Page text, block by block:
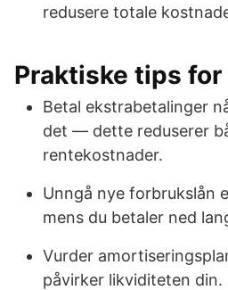
redusere totale
Praktiske tips
Betal ekstrabetalinger
det — dette reduserer
rentekostnader.
Unngå nye forbrukslån
mens du betaler ned
Vurder
påvirker likviditeten din.